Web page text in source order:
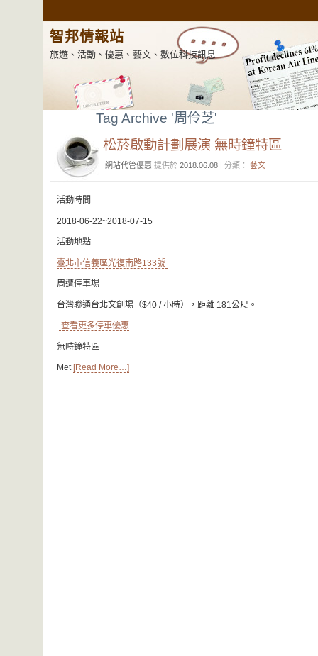
智邦情報站
旅遊、活動、優惠、藝文、數位科技訊息
Tag Archive '周伶芝'
松菸啟動計劃展演 無時鐘特區
網站代管優惠 提供於 2018.06.08 | 分類： 藝文
活動時間
2018-06-22~2018-07-15
活動地點
臺北市信義區光復南路133號
周遭停車場
台灣聯通台北文創場（$40 / 小時），距離 181公尺。
查看更多停車優惠
無時鐘特區
Met [Read More…]